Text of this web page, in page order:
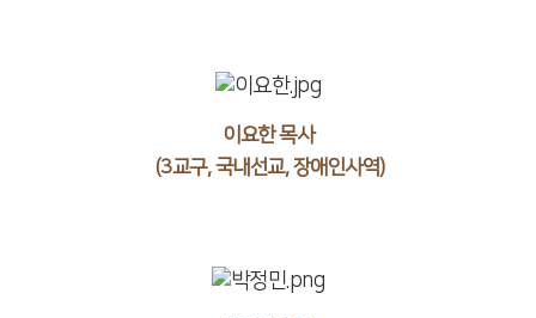
이요한 목사
(3교구, 국내선교, 장애인사역)